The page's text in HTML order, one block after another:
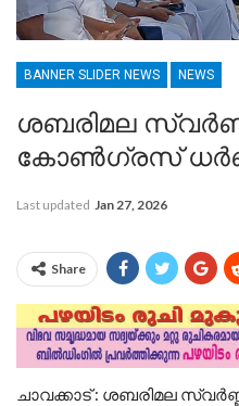
BANNER SLIDER NEWS NEWS
ശബരിമല
കോൺഗ്രസ്‌ ധർണ
Last updated Jan 27, 2026
Share
ചാവക്കാട് : ശബരിമല